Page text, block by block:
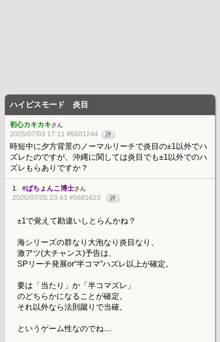
ハイビスモード 炎目
初心カキカキさん
2025/07/03 17:11 #5681244 評
時短中に夕方背景のノーマルリーチで炎目の±1以外でハ
ズレたのですが、沖縄に関しては炎目でも±1以外でのハ
ズレもらありですか？
1. #ぱちょんこ博士さん
2025/07/05 23:43 #5681623 評
±1で覚えて勘違いしとらんかね？
海シリーズの群なり大泡なり炎目なり、
激アツ(大チャンス)予告は、
SPリーチ発展or“半コマ”ハズレ以上が確定。
要は「当たり」か「半コマズレ」
のどちらかになることが確定。
それ以外なら法則蹴りで当確。
というゲーム性なのでね…